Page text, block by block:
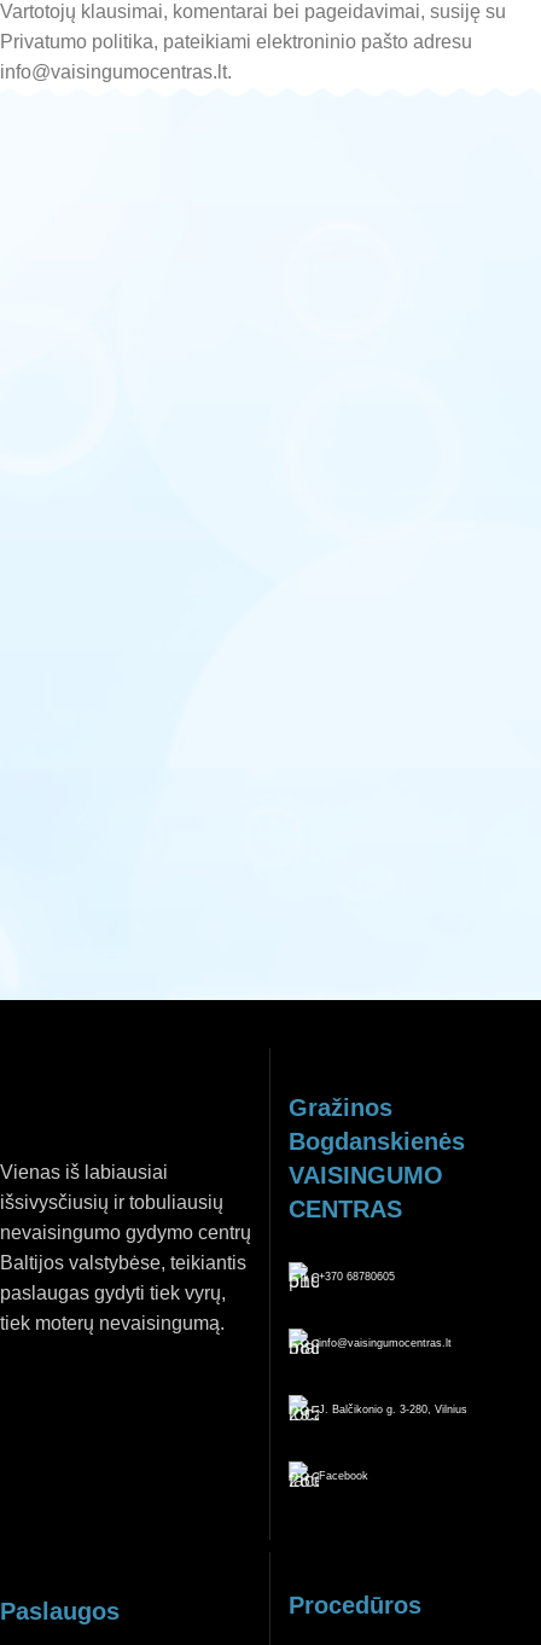
Vartotojų klausimai, komentarai bei pageidavimai, susiję su
Privatumo politika, pateikiami elektroninio pašto adresu
info@vaisingumocentras.lt.
Vienas iš labiausiai
išsivysčiusių ir tobuliausių
nevaisingumo gydymo centrų
Baltijos valstybėse, teikiantis
paslaugas gydyti tiek vyrų,
tiek moterų nevaisingumą.
Gražinos
Bogdanskienės
VAISINGUMO
CENTRAS
+370 68780605
info@vaisingumocentras.lt
J. Balčikonio g. 3-280, Vilnius
Facebook
Paslaugos Procedūros